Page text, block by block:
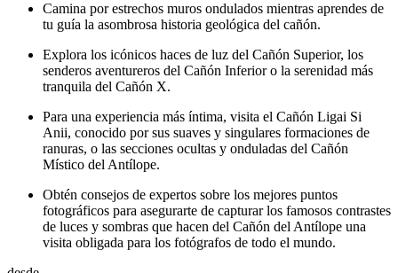
Camina por estrechos muros ondulados mientras aprendes de
tu guía la asombrosa historia geológica del cañón.
Explora los icónicos haces de luz del Cañón Superior, los
senderos aventureros del Cañón Inferior o la serenidad más
tranquila del Cañón X.
Para una experiencia más íntima, visita el Cañón Ligai Si
Anii, conocido por sus suaves y singulares formaciones de
ranuras, o las secciones ocultas y onduladas del Cañón
Místico del Antílope.
Obtén consejos de expertos sobre los mejores puntos
fotográficos para asegurarte de capturar los famosos contrastes
de luces y sombras que hacen del Cañón del Antílope una
visita obligada para los fotógrafos de todo el mundo.